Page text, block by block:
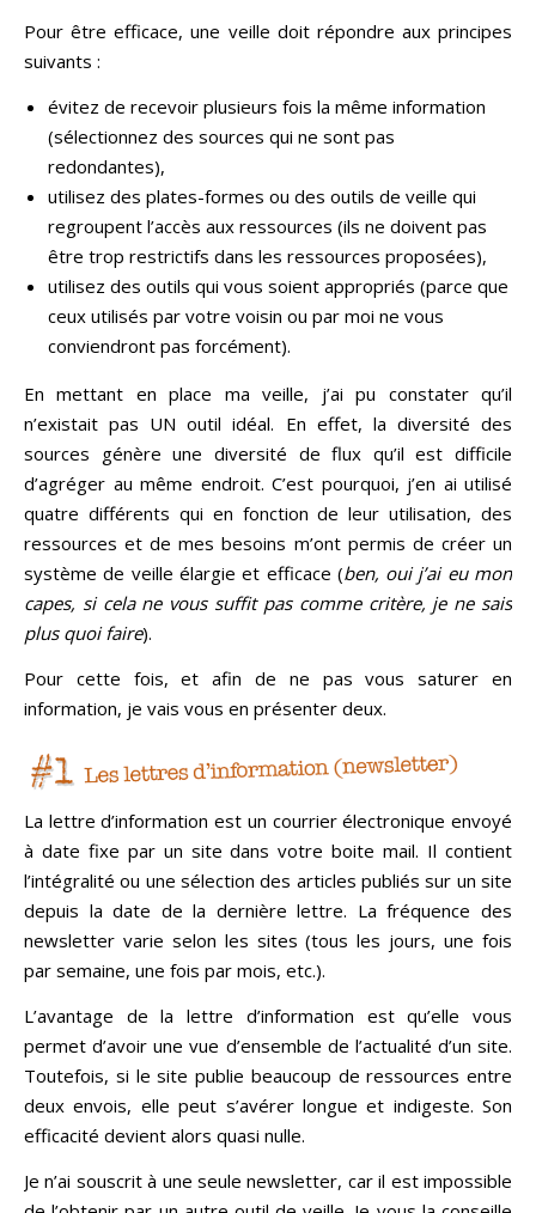
Pour être efficace, une veille doit répondre aux principes
suivants :
évitez de recevoir plusieurs fois la même information
(sélectionnez des sources qui ne sont pas
redondantes),
utilisez des plates-formes ou des outils de veille qui
regroupent l’accès aux ressources (ils ne doivent pas
être trop restrictifs dans les ressources proposées),
utilisez des outils qui vous soient appropriés (parce que
ceux utilisés par votre voisin ou par moi ne vous
conviendront pas forcément).
En mettant en place ma veille, j’ai pu constater qu’il
n’existait pas UN outil idéal. En effet, la diversité des
sources génère une diversité de flux qu’il est difficile
d’agréger au même endroit. C’est pourquoi, j’en ai utilisé
quatre différents qui en fonction de leur utilisation, des
ressources et de mes besoins m’ont permis de créer un
système de veille élargie et efficace (ben, oui j’ai eu mon
capes, si cela ne vous suffit pas comme critère, je ne sais
plus quoi faire).
Pour cette fois, et afin de ne pas vous saturer en
information, je vais vous en présenter deux.
La lettre d’information est un courrier électronique envoyé
à date fixe par un site dans votre boite mail. Il contient
l’intégralité ou une sélection des articles publiés sur un site
depuis la date de la dernière lettre. La fréquence des
newsletter varie selon les sites (tous les jours, une fois
par semaine, une fois par mois, etc.).
L’avantage de la lettre d’information est qu’elle vous
permet d’avoir une vue d’ensemble de l’actualité d’un site.
Toutefois, si le site publie beaucoup de ressources entre
deux envois, elle peut s’avérer longue et indigeste. Son
efficacité devient alors quasi nulle.
Je n’ai souscrit à une seule newsletter, car il est impossible